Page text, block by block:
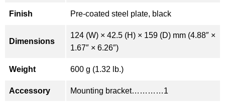
Finish Pre-coated steel plate, black
Dimensions
124 (W) × 42.5 (H) × 159 (D) mm (4.88″ ×
1.67″ × 6.26″)
Weight 600 g (1.32 lb.)
Accessory Mounting bracket…………1